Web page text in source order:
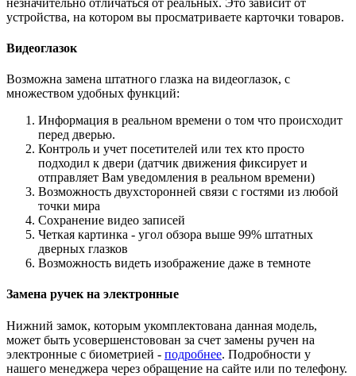
устройства, на котором вы просматриваете карточки товаров.
Видеоглазок
Возможна замена штатного глазка на видеоглазок, с
множеством удобных функций:
Информация в реальном времени о том что происходит
перед дверью.
Контроль и учет посетителей или тех кто просто
подходил к двери (датчик движения фиксирует и
отправляет Вам уведомления в реальном времени)
Возможность двухсторонней связи с гостями из любой
точки мира
Сохранение видео записей
Четкая картинка - угол обзора выше 99% штатных
дверных глазков
Возможность видеть изображение даже в темноте
Замена ручек на электронные
Нижний замок, которым укомплектована данная модель,
может быть усовершенстовован за счет замены ручен на
электронные с биометрией - подробнее. Подробности у
нашего менеджера через обращение на сайте или по телефону.